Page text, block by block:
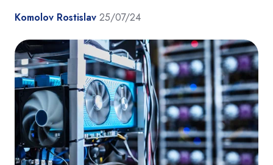
Komolov Rostislav 25/07/24